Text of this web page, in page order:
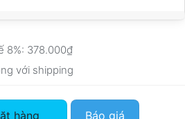
8%: 378.000₫
với shipping
Canon LBP 6033 với giá 350.000₫.
hàng Báo giá